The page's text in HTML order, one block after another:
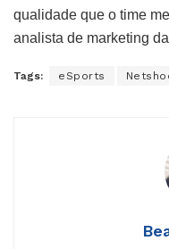
qualidade que o time
analista de marketing
Tags: eSports